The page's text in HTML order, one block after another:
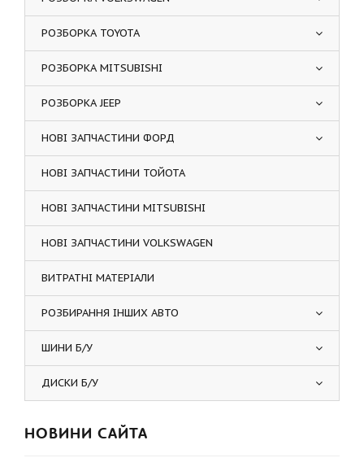
РОЗБОРКА TOYOTA
РОЗБОРКА MITSUBISHI
РОЗБОРКА JEEP
НОВІ ЗАПЧАСТИНИ ФОРД
НОВІ ЗАПЧАСТИНИ ТОЙОТА
НОВІ ЗАПЧАСТИНИ MITSUBISHI
НОВІ ЗАПЧАСТИНИ VOLKSWAGEN
ВИТРАТНІ МАТЕРІАЛИ
РОЗБИРАННЯ ІНШИХ АВТО
ШИНИ Б/У
ДИСКИ Б/У
НОВИНИ САЙТА